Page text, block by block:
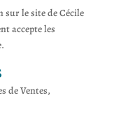
le site de Cécile
accepte les
de Ventes,